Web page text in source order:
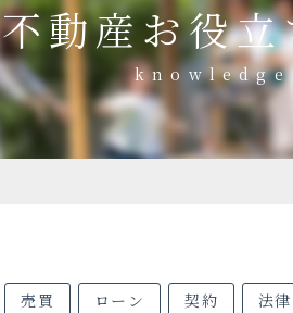
不動産お役立
売買 ローン 契約 法律